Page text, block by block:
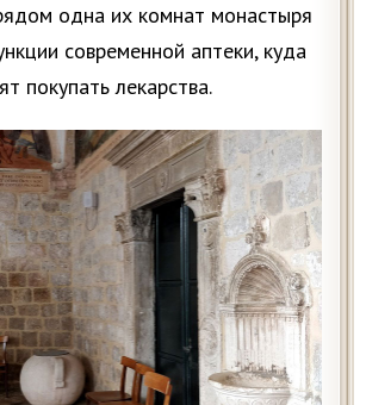
одна их комнат монастыря
современной аптеки, куда
покупать лекарства.